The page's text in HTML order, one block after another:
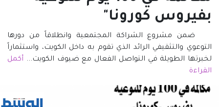
بفيروس كورونا"
ضمن مشروع الشراكة المجتمعية وانطلاقاً من دورها
التوعوي والتثقيفي الرائد الذي تقوم به داخل الكويت، واستثماراً
لخبرتها الطويلة في التواصل الفعال مع ضيوف الكويت... أكمل
القراءة